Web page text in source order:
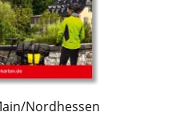
Nordhessen